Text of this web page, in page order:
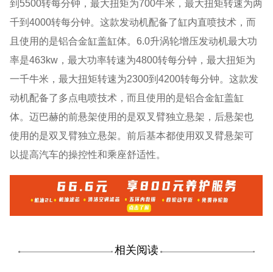
到5500转每分钟，最大扭矩为700牛米，最大扭矩转速为两
千到4000转每分钟。这款发动机配备了缸内直喷技术，而
且使用的是铝合金缸盖缸体。6.0升涡轮增压发动机最大功
率是463kw，最大功率转速为4800转每分钟，最大扭矩为
一千牛米，最大扭矩转速为2300到4200转每分钟。这款发
动机配备了多点电喷技术，而且使用的是铝合金缸盖缸
体。迈巴赫的前悬架使用的是双叉臂独立悬架，后悬架也
使用的是双叉臂独立悬架。前后基本都使用双叉臂悬架可
以提高汽车的操控性和乘座舒适性。
相关阅读